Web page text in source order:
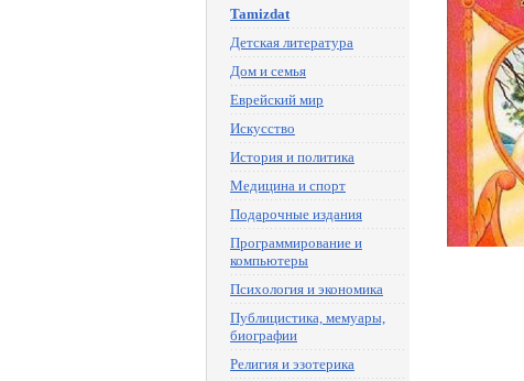
Tamizdat
Детская литература
Дом и семья
Еврейский мир
Искусство
История и политика
Медицина и спорт
Подарочные издания
Программирование и
компьютеры
Психология и экономика
Публицистика, мемуары,
биографии
Религия и эзотерика